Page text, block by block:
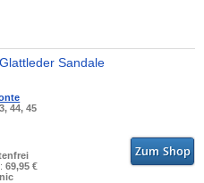
Sandale
44, 45
69,95 €